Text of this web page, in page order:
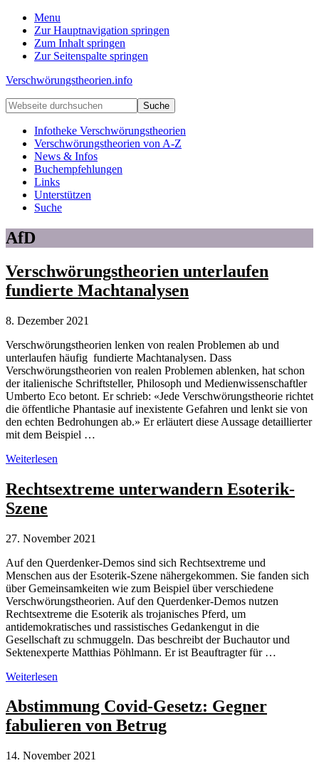
Menu
Zur Hauptnavigation springen
Zum Inhalt springen
Zur Seitenspalte springen
Verschwörungstheorien.info
Beiträge
zu
Merkmalen,
Funktionen
Risiken
konspirationistischen
Denkens
Webseite
durchsuchen
Infotheke Verschwörungstheorien
Verschwörungstheorien von A-Z
News & Infos
Buchempfehlungen
Links
Unterstützen
Suche
AfD
Verschwörungstheorien unterlaufen
fundierte Machtanalysen
8. Dezember 2021
Verschwörungstheorien lenken von realen Problemen ab und
unterlaufen häufig fundierte Machtanalysen. Dass
Verschwörungstheorien von realen Problemen ablenken, hat schon
der italienische Schriftsteller, Philosoph und Medienwissenschaftler
Umberto Eco betont. Er schrieb: «Jede Verschwörungstheorie richtet
die öffentliche Phantasie auf inexistente Gefahren und lenkt sie von
den echten Bedrohungen ab.» Er erläutert diese Aussage detaillierter
mit dem Beispiel …
Verschwörungstheorien
fundierte
Machtanalysen
Weiterlesen
Rechtsextreme unterwandern Esoterik-
Szene
27. November 2021
Auf den Querdenker-Demos sind sich Rechtsextreme und
Menschen aus der Esoterik-Szene nähergekommen. Sie fanden sich
über Gemeinsamkeiten wie zum Beispiel über verschiedene
Verschwörungstheorien. Auf den Querdenker-Demos nutzen
Rechtsextreme die Esoterik als trojanisches Pferd, um
antidemokratisches und rassistisches Gedankengut in die
Gesellschaft zu schmuggeln. Das beschreibt der Buchautor und
Sektenexperte Matthias Pöhlmann. Er ist Beauftragter für …
Rechtsextreme
Esoterik-
Szene
Weiterlesen
Abstimmung Covid-Gesetz: Gegner
fabulieren von Betrug
14. November 2021